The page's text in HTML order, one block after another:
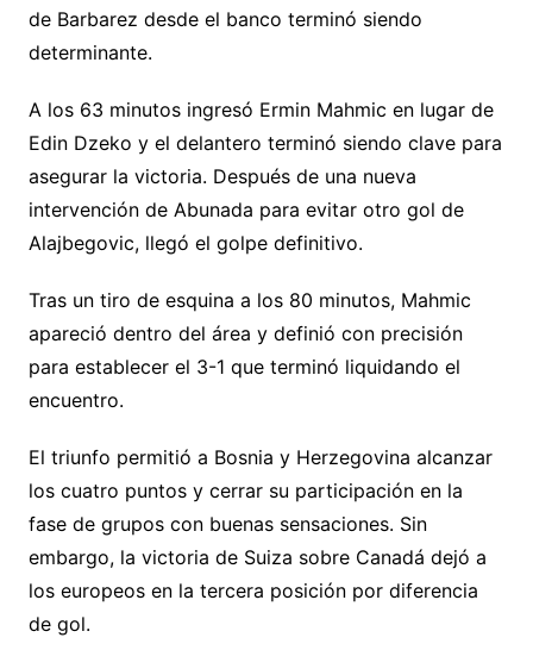
de Barbarez desde el banco terminó siendo
determinante.
A los 63 minutos ingresó Ermin Mahmic en lugar de
Edin Dzeko y el delantero terminó siendo clave para
asegurar la victoria. Después de una nueva
intervención de Abunada para evitar otro gol de
Alajbegovic, llegó el golpe definitivo.
Tras un tiro de esquina a los 80 minutos, Mahmic
apareció dentro del área y definió con precisión
para establecer el 3-1 que terminó liquidando el
encuentro.
El triunfo permitió a Bosnia y Herzegovina alcanzar
los cuatro puntos y cerrar su participación en la
fase de grupos con buenas sensaciones. Sin
embargo, la victoria de Suiza sobre Canadá dejó a
los europeos en la tercera posición por diferencia
de gol.